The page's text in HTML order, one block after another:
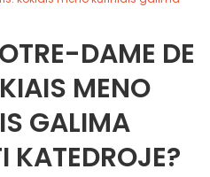
DAME DE
MENO
GALIMA
KATEDROJE?